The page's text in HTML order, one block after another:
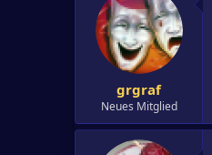
grgraf
Neues Mitglied